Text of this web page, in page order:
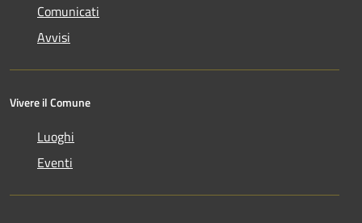
Comunicati
Avvisi
Vivere il Comune
Luoghi
Eventi